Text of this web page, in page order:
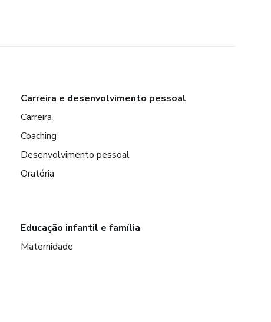
Carreira e desenvolvimento pessoal
Carreira
Coaching
Desenvolvimento pessoal
Oratória
Educação infantil e família
Maternidade